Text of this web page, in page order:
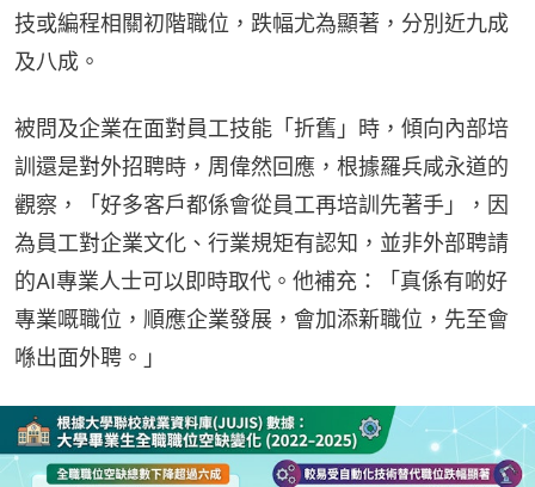
技或編程相關初階職位，跌幅尤為顯著，分別近九成
及八成。
被問及企業在面對員工技能「折舊」時，傾向內部培
訓還是對外招聘時，周偉然回應，根據羅兵咸永道的
觀察，「好多客戶都係會從員工再培訓先著手」，因
為員工對企業文化、行業規矩有認知，並非外部聘請
的AI專業人士可以即時取代。他補充：「真係有啲好
專業嘅職位，順應企業發展，會加添新職位，先至會
喺出面外聘。」